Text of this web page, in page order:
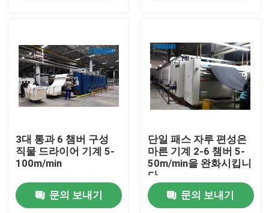
제품
우리에 대하여
품질 관리
연락주세요
3대 통과 6 챔버 구성
직물 드라이어 기계 5-
100m/min
문의 보내기
단일 패스 자루 편성은
마른 기계 2-6 챔버 5-
50m/min을 완화시킵니
다
문의 보내기